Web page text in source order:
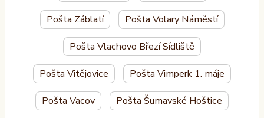
Pošta Záblatí Pošta Volary Náměstí
Pošta Vlachovo Březí Sídliště
Pošta Vitějovice Pošta Vimperk 1. máje
Pošta Vacov Pošta Šumavské Hoštice